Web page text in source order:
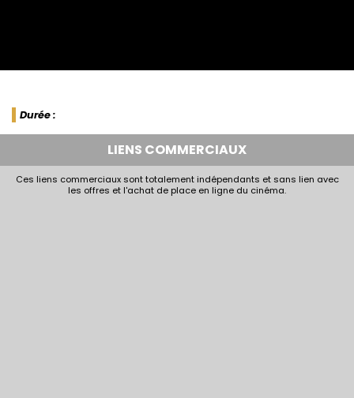
Durée :
LIENS COMMERCIAUX
Ces liens commerciaux sont totalement indépendants et sans lien avec
les offres et l'achat de place en ligne du cinéma.